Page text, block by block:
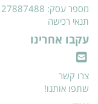
מספר עסק: 27887488
תנאי רכישה
עקבו אחרינו
צרו קשר
שתפו אותנו!